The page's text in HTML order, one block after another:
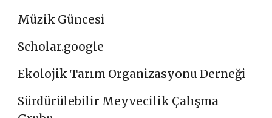
Müzik Güncesi
Scholar.google
Ekolojik Tarım Organizasyonu Derneği
Sürdürülebilir Meyvecilik Çalışma